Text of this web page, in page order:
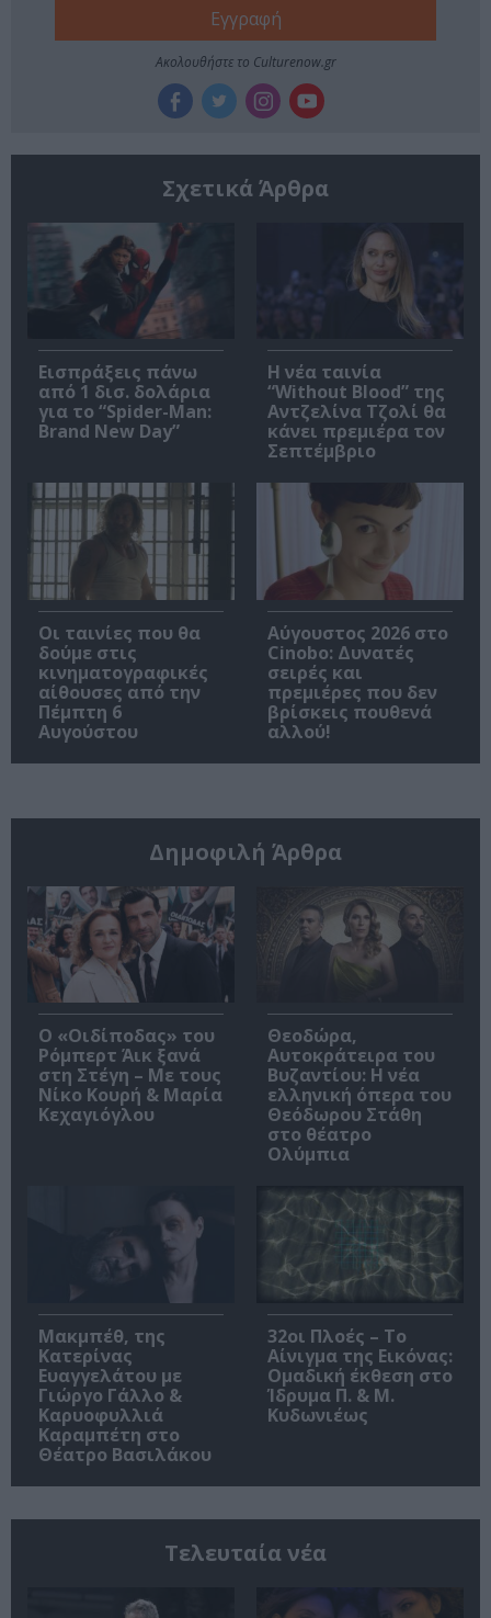
Ακολουθήστε το Culturenow.gr
Σχετικά Άρθρα
Εισπράξεις πάνω
από 1 δισ. δολάρια
για το “Spider-Man:
Brand New Day”
Η νέα ταινία
“Without Blood” της
Αντζελίνα Τζολί θα
κάνει πρεμιέρα τον
Σεπτέμβριο
Οι ταινίες που θα
δούμε στις
κινηματογραφικές
αίθουσες από την
Πέμπτη 6
Αυγούστου
Αύγουστος 2026 στο
Cinobo: Δυνατές
σειρές και
πρεμιέρες που δεν
βρίσκεις πουθενά
αλλού!
Δημοφιλή Άρθρα
O «Οιδίποδας» του
Ρόμπερτ Άικ ξανά
στη Στέγη – Με τους
Νίκο Κουρή & Μαρία
Κεχαγιόγλου
Θεοδώρα,
Αυτοκράτειρα του
Βυζαντίου: Η νέα
ελληνική όπερα του
Θεόδωρου Στάθη
στο θέατρο
Ολύμπια
Μακμπέθ, της
Κατερίνας
Ευαγγελάτου με
Γιώργο Γάλλο &
Καρυοφυλλιά
Καραμπέτη στο
Θέατρο Βασιλάκου
32οι Πλοές – Το
Αίνιγμα της Εικόνας:
Ομαδική έκθεση στο
Ίδρυμα Π. & Μ.
Κυδωνιέως
Τελευταία νέα